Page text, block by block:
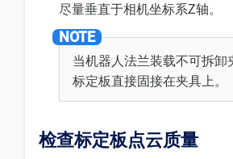
尽量垂直于相机坐标系Z轴。
当机器人法兰装载不可拆卸
标定板直接固接在夹具上。
检查标定板点云质量